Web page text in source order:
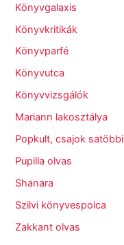
Könyvgalaxis
Könyvkritikák
Könyvparfé
Könyvutca
Könyvvizsgálók
Mariann lakosztálya
Popkult, csajok satöbbi
Pupilla olvas
Shanara
Szilvi könyvespolca
Zakkant olvas